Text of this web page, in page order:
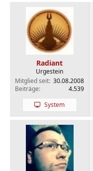
Radiant
Urgestein
Mitglied seit 30.08.2008
Beiträge
4.539
System